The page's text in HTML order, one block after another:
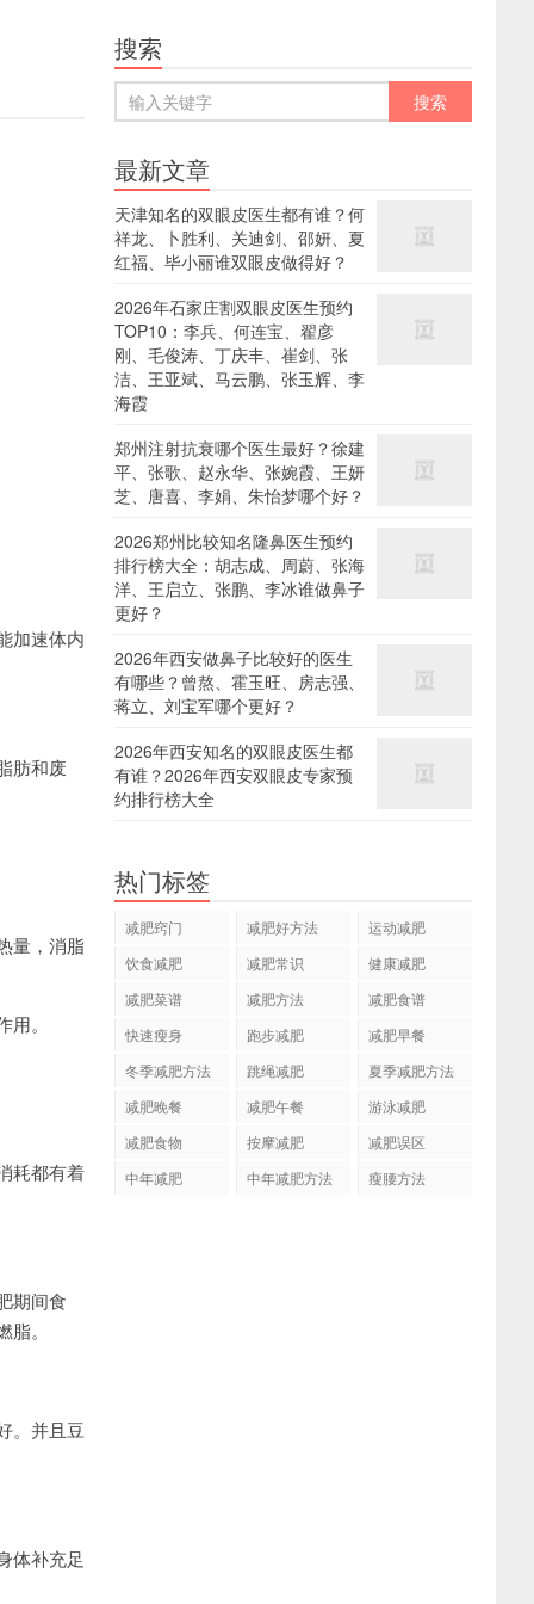
加速体内
肪和废
量，消脂
。
耗都有着
期间食
。
。并且豆
体补充足
搜索
最新文章
天津知名的双眼皮医生都有谁？何
祥龙、卜胜利、关迪剑、邵妍、夏
红福、毕小丽谁双眼皮做得好？
2026年石家庄割双眼皮医生预约
TOP10：李兵、何连宝、翟彦
刚、毛俊涛、丁庆丰、崔剑、张
洁、王亚斌、马云鹏、张玉辉、李
海霞
郑州注射抗衰哪个医生最好？徐建
平、张歌、赵永华、张婉霞、王妍
芝、唐喜、李娟、朱怡梦哪个好？
2026郑州比较知名隆鼻医生预约
排行榜大全：胡志成、周蔚、张海
洋、王启立、张鹏、李冰谁做鼻子
更好？
2026年西安做鼻子比较好的医生
有哪些？曾熬、霍玉旺、房志强、
蒋立、刘宝军哪个更好？
2026年西安知名的双眼皮医生都
有谁？2026年西安双眼皮专家预
约排行榜大全
热门标签
减肥窍门 减肥好方法
运动减肥
饮食减肥
减肥常识
健康减肥
减肥菜谱
减肥方法
减肥食谱
快速瘦身
跑步减肥
减肥早餐
冬季减肥方法
跳绳减肥
夏季减肥方法
减肥晚餐
减肥午餐
游泳减肥
减肥食物
按摩减肥
减肥误区
中年减肥
中年减肥方法 瘦腰方法